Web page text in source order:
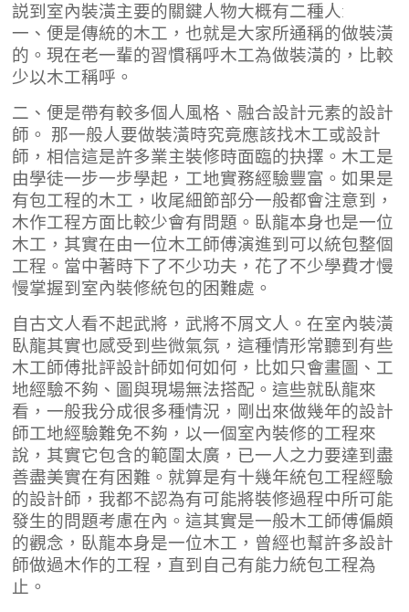
説到室內裝潢主要的關鍵人物大概有二種人:
一、便是傳統的木工，也就是大家所通稱的做裝潢
的。現在老一輩的習慣稱呼木工為做裝潢的，比較
少以木工稱呼。
二、便是帶有較多個人風格、融合設計元素的設計
師。 那一般人要做裝潢時究竟應該找木工或設計
師，相信這是許多業主裝修時面臨的抉擇。木工是
由學徒一步一步學起，工地實務經驗豐富。如果是
有包工程的木工，收尾細節部分一般都會注意到，
木作工程方面比較少會有問題。臥龍本身也是一位
木工，其實在由一位木工師傅演進到可以統包整個
工程。當中著時下了不少功夫，花了不少學費才慢
慢掌握到室內裝修統包的困難處。
自古文人看不起武將，武將不屑文人。在室內裝潢
臥龍其實也感受到些微氣氛，這種情形常聽到有些
木工師傅批評設計師如何如何，比如只會畫圖、工
地經驗不夠、圖與現場無法搭配。這些就臥龍來
看，一般我分成很多種情況，剛出來做幾年的設計
師工地經驗難免不夠，以一個室內裝修的工程來
說，其實它包含的範圍太廣，已一人之力要達到盡
善盡美實在有困難。就算是有十幾年統包工程經驗
的設計師，我都不認為有可能將裝修過程中所可能
發生的問題考慮在內。這其實是一般木工師傅偏頗
的觀念，臥龍本身是一位木工，曾經也幫許多設計
師做過木作的工程，直到自己有能力統包工程為
止。